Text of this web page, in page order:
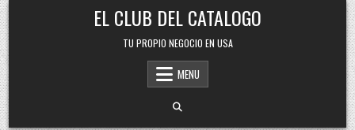
Skip
to
content
EL CLUB DEL CATALOGO
TU PROPIO NEGOCIO EN USA
MENU